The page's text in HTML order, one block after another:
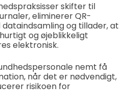
skifter til
eliminerer QR-
og tillader, at
og øjeblikkeligt
elektronisk.
nemt få
når det er nødvendigt,
risikoen for